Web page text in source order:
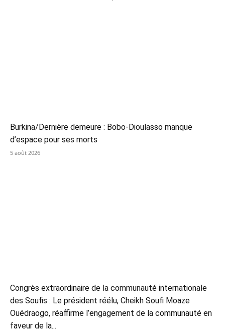
Burkina/Dernière demeure : Bobo-Dioulasso manque
d’espace pour ses morts
5 août 2026
Congrès extraordinaire de la communauté internationale
des Soufis : Le président réélu, Cheikh Soufi Moaze
Ouédraogo, réaffirme l’engagement de la communauté en
faveur de la...